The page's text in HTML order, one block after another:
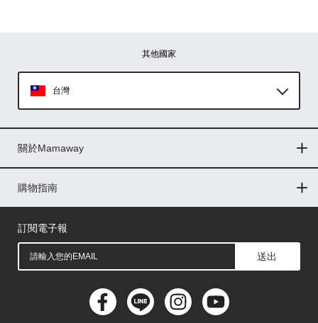
其他國家
台灣
印尼
菲律賓
馬來西亞
關於Mamaway
門市據點
最新消息
品牌故事
人力招募
媒體花絮
隱私權聲明
CSR企業社會責任
購物指南
購物常見問題
退換貨問題
儲值金使用條款
購買儲值金
發票問題
會員權益
線上留言
吸乳器-免費體驗
訂閱電子報
送出